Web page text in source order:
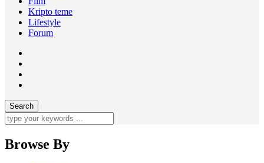
Kripto teme
Lifestyle
Forum
Browse By